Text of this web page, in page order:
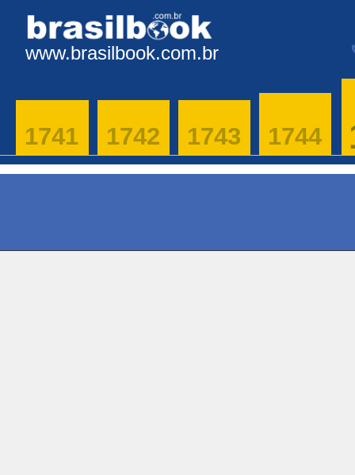
www.brasilbook.com.br
1741 1742 1743 1744